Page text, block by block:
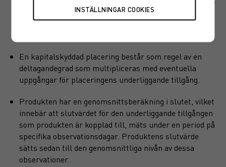
emittenten inte hamnar på obestånd eller försätts i
konkurs vilket kan leda till att en investering helt eller
En kapitalskyddad placering består som regel av en
deltagandegrad som multipliceras med eventuella
uppgångar för placeringens underliggande tillgång.
Produkten har en genomsnittsberäkning i slutet, vilket
innebär att slutvärdet för den underliggande tillgången
som produkten är kopplad till, mäts under en period på
specifika observationsdagar. Produktens slutvärde
sätts sedan till den genomsnittliga nivån av dessa
observationer.